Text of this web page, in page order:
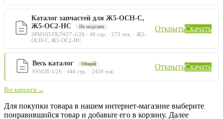
Каталог запчастей для Ж5-ОСН-С,
Ж5-ОС2-НС
По моделям
SPM1053X2W27-1/26 · 48 стр. · 273 тов. · Ж5-
ОСН-С, Ж5-ОС2-НС
ОткрытьСкачать
Весь каталог Общий
FSW28-1/26 · 444 стр. · 2459 тов.
ОткрытьСкачать
Все каталоги →
Для покупки товара в нашем интернет-магазине выберите
понравившийся товар и добавьте его в корзину. Далее